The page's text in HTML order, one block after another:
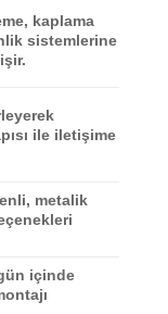
kaplama
sistemlerine
ile iletişime
metalik
içinde